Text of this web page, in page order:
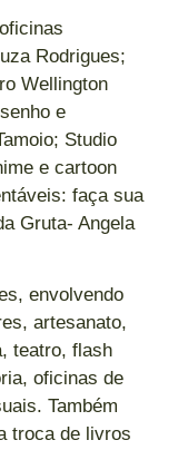
Rodrigues;
Wellington
e
Studio
e cartoon
faça sua
Gruta- Angela
envolvendo
artesanato,
teatro, flash
oficinas de
Também
troca de livros